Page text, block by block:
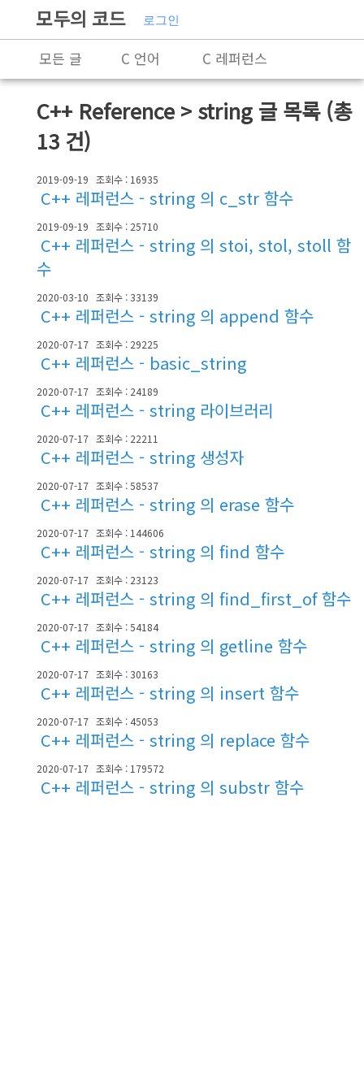
모두의 코드 로그인
모든 글 C 언어
C 레퍼런스
X86-64 명령어 레퍼런스
알고리즘
C++ Reference > string글 목록 (총
13 건)
2019-09-19 조회수 : 16935
C++ 레퍼런스 - string 의 c_str 함수
2019-09-19 조회수 : 25710
C++ 레퍼런스 - string 의 stoi, stol, stoll 함
수
2020-03-10 조회수 : 33139
C++ 레퍼런스 - string 의 append 함수
2020-07-17 조회수 : 29225
C++ 레퍼런스 - basic_string
2020-07-17 조회수 : 24189
C++ 레퍼런스 - string 라이브러리
2020-07-17 조회수 : 22211
C++ 레퍼런스 - string 생성자
2020-07-17 조회수 : 58537
C++ 레퍼런스 - string 의 erase 함수
2020-07-17 조회수 : 144606
C++ 레퍼런스 - string 의 find 함수
2020-07-17 조회수 : 23123
C++ 레퍼런스 - string 의 find_first_of 함수
2020-07-17 조회수 : 54184
C++ 레퍼런스 - string 의 getline 함수
2020-07-17 조회수 : 30163
C++ 레퍼런스 - string 의 insert 함수
2020-07-17 조회수 : 45053
C++ 레퍼런스 - string 의 replace 함수
2020-07-17 조회수 : 179572
C++ 레퍼런스 - string 의 substr 함수